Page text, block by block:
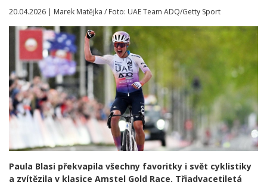
20.04.2026 | Marek Matějka / Foto: UAE Team ADQ/Getty Sport
Paula Blasi překvapila všechny favoritky i svět cyklistiky
a zvítězila v klasice Amstel Gold Race. Třiadvacetiletá